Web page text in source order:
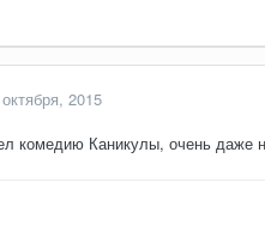
2015
комедию Каникулы, очень даже